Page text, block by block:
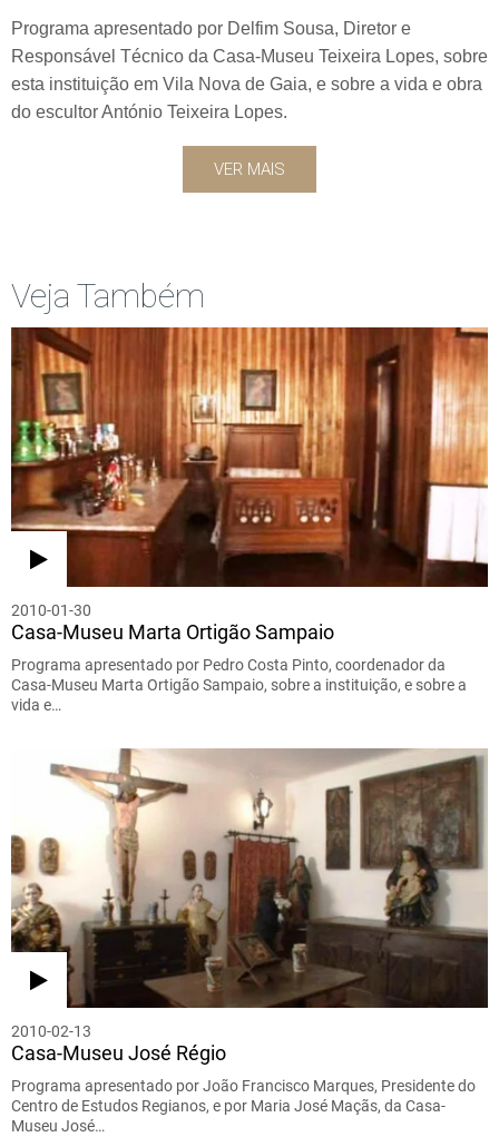
Programa apresentado por Delfim Sousa, Diretor e
Responsável Técnico da Casa-Museu Teixeira Lopes, sobre
esta instituição em Vila Nova de Gaia, e sobre a vida e obra
do escultor António Teixeira Lopes.
VER MAIS
Veja Também
2010-01-30
Casa-Museu Marta Ortigão Sampaio
Programa apresentado por Pedro Costa Pinto, coordenador da
Casa-Museu Marta Ortigão Sampaio, sobre a instituição, e sobre a
vida e…
2010-02-13
Casa-Museu José Régio
Programa apresentado por João Francisco Marques, Presidente do
Centro de Estudos Regianos, e por Maria José Maçãs, da Casa-
Museu José…